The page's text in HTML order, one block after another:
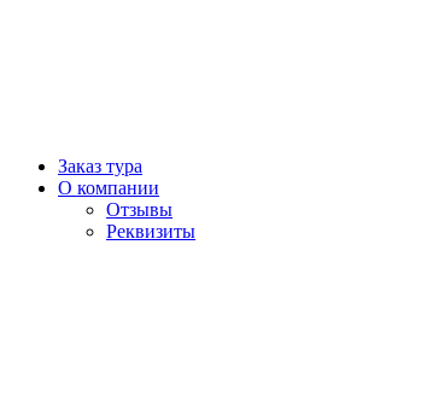
Заказ тура
О компании
Отзывы
Реквизиты